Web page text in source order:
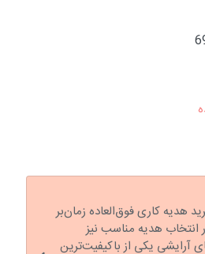
هدیه کاری فوق‌العاده زمان‌بر
هدیه مناسب نیز
آرایشی یکی از باکیفیت‌ترین